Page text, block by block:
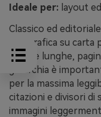
Ideale per: layout
Classico ed
stilografica su
letture lunghe,
gerarchia è
per la massima
citazioni e divisori di
immagini